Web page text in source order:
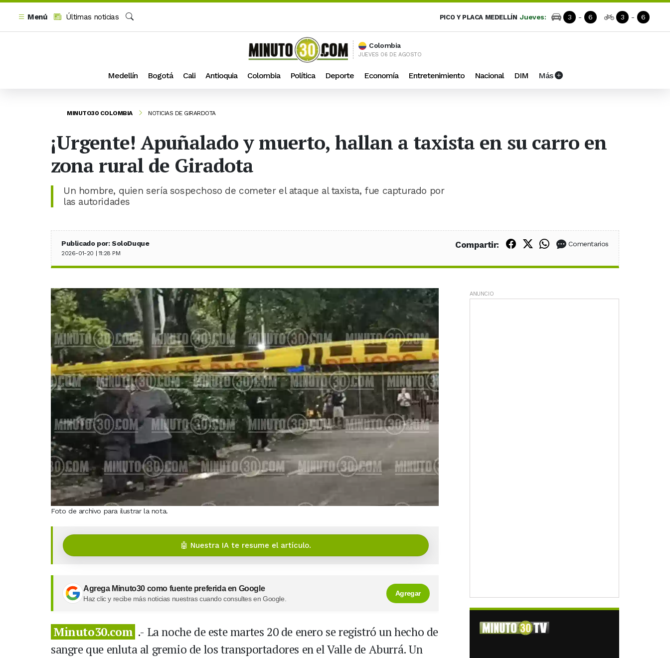
Menú
Últimas noticias
PICO Y PLACA MEDELLÍN Jueves: 3 - 6 3 - 6
Colombia
JUEVES 06 DE AGOSTO
Medellín Bogotá Cali Antioquia Colombia Política Deporte Economía Entretenimiento Nacional DIM Más
MINUTO30 COLOMBIA NOTICIAS DE GIRARDOTA
¡Urgente! Apuñalado y muerto, hallan a taxista en su carro en
zona rural de Giradota
Un hombre, quien sería sospechoso de cometer el ataque al taxista, fue capturado por
las autoridades
Publicado por: SoloDuque
2026-01-20 | 11:28 PM
Compartir: Compartir en Facebook
Compartir en X (Twitter)
Compartir en WhatsApp
Comentarios
Foto de archivo para ilustrar la nota.
🤖 Nuestra IA te resume el artículo.
Agrega Minuto30 como fuente preferida en Google
Haz clic y recibe más noticias nuestras cuando consultes en Google.
Agregar
Minuto30.com .- La noche de este martes 20 de enero se registró un hecho de
sangre que enluta al gremio de los transportadores en el Valle de Aburrá. Un
ANUNCIO